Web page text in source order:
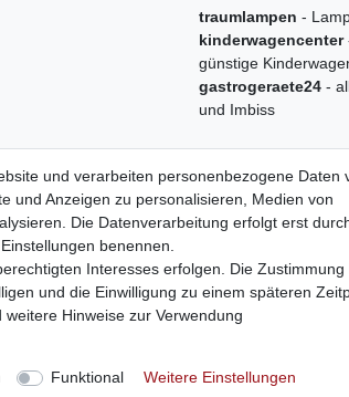
traumlampen -
kinderwagencenter
günstige
gastrogeraete24 -
und Imbiss
und verarbeiten personenbezogene Daten
und Anzeigen zu personalisieren, Medien von
Die Datenverarbeitung erfolgt erst
benennen.
Interesses erfolgen. Die Zustimmung
und die Einwilligung zu einem späteren
weitere Hinweise zur Verwendung
Funktional Weitere Einstellungen
Impressum
| Firmensitz: 8598 Bottighofen,